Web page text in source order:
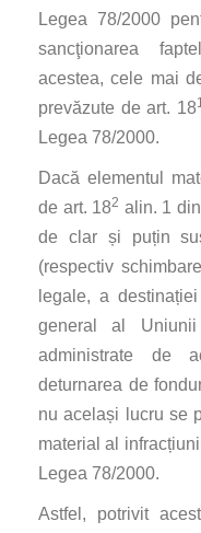
Legea 78/2000
sancţionarea
acestea, cele mai
prevăzute de art. 18
Legea 78/2000.
Dacă elementul
de art. 182 alin. 1
de clar și puțin
(respectiv
legale, a
general al
administrate de
deturnarea de
nu același lucru se
material al
Legea 78/2000.
Astfel, potrivit